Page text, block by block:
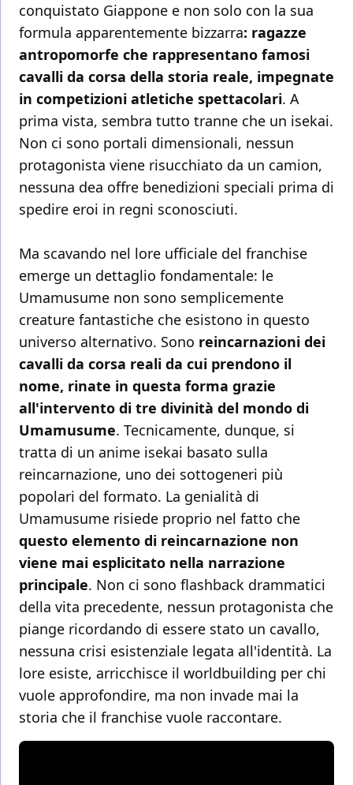
conquistato Giappone e non solo con la sua
formula apparentemente bizzarra: ragazze
antropomorfe che rappresentano famosi
cavalli da corsa della storia reale, impegnate
in competizioni atletiche spettacolari. A
prima vista, sembra tutto tranne che un isekai.
Non ci sono portali dimensionali, nessun
protagonista viene risucchiato da un camion,
nessuna dea offre benedizioni speciali prima di
spedire eroi in regni sconosciuti.
Ma scavando nel lore ufficiale del franchise
emerge un dettaglio fondamentale: le
Umamusume non sono semplicemente
creature fantastiche che esistono in questo
universo alternativo. Sono reincarnazioni dei
cavalli da corsa reali da cui prendono il
nome, rinate in questa forma grazie
all'intervento di tre divinità del mondo di
Umamusume. Tecnicamente, dunque, si
tratta di un anime isekai basato sulla
reincarnazione, uno dei sottogeneri più
popolari del formato. La genialità di
Umamusume risiede proprio nel fatto che
questo elemento di reincarnazione non
viene mai esplicitato nella narrazione
principale. Non ci sono flashback drammatici
della vita precedente, nessun protagonista che
piange ricordando di essere stato un cavallo,
nessuna crisi esistenziale legata all'identità. La
lore esiste, arricchisce il worldbuilding per chi
vuole approfondire, ma non invade mai la
storia che il franchise vuole raccontare.